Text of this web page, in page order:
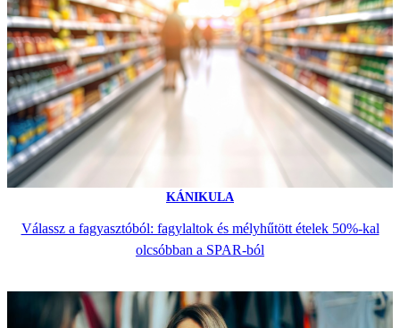
KÁNIKULA
Válassz a fagyasztóból: fagylaltok és mélyhűtött ételek 50%-kal
olcsóbban a SPAR-ból